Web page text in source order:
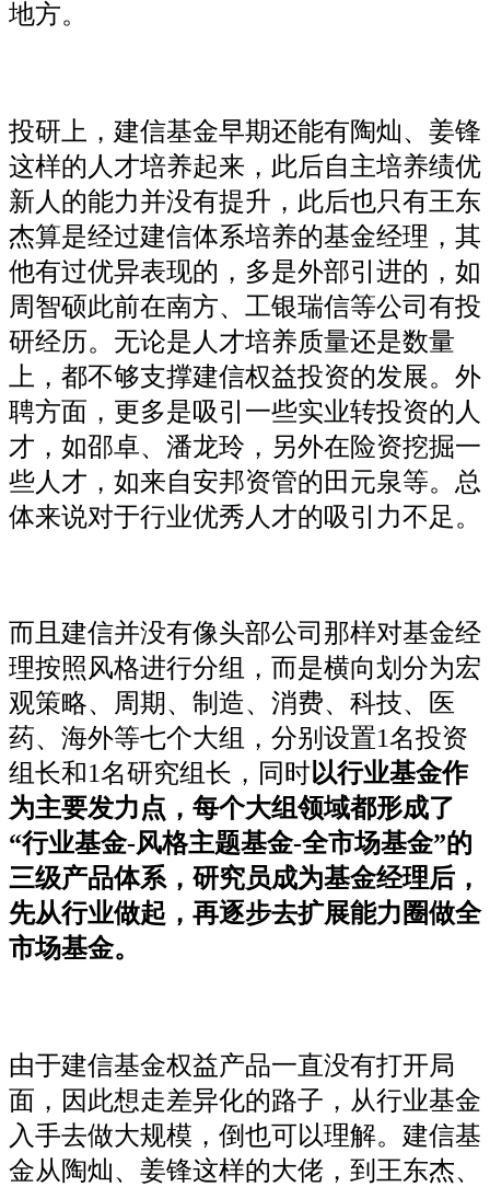
地方。
投研上，建信基金早期还能有陶灿、姜锋
这样的人才培养起来，此后自主培养绩优
新人的能力并没有提升，此后也只有王东
杰算是经过建信体系培养的基金经理，其
他有过优异表现的，多是外部引进的，如
周智硕此前在南方、工银瑞信等公司有投
研经历。无论是人才培养质量还是数量
上，都不够支撑建信权益投资的发展。外
聘方面，更多是吸引一些实业转投资的人
才，如邵卓、潘龙玲，另外在险资挖掘一
些人才，如来自安邦资管的田元泉等。总
体来说对于行业优秀人才的吸引力不足。
而且建信并没有像头部公司那样对基金经
理按照风格进行分组，而是横向划分为宏
观策略、周期、制造、消费、科技、医
药、海外等七个大组，分别设置1名投资
组长和1名研究组长，同时以行业基金作
为主要发力点，每个大组领域都形成了
“行业基金-风格主题基金-全市场基金”的
三级产品体系，研究员成为基金经理后，
先从行业做起，再逐步去扩展能力圈做全
市场基金。
由于建信基金权益产品一直没有打开局
面，因此想走差异化的路子，从行业基金
入手去做大规模，倒也可以理解。建信基
金从陶灿、姜锋这样的大佬，到王东杰、